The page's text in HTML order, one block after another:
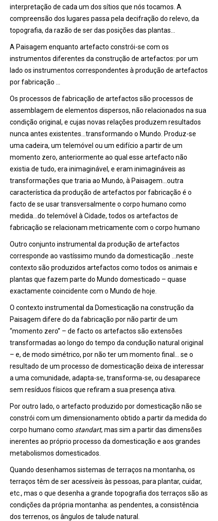
interpretação de cada um dos sítios que nós tocamos. A
compreensão dos lugares passa pela decifração do relevo, da
topografia, da razão de ser das posições das plantas…
A Paisagem enquanto artefacto constrói-se com os
instrumentos diferentes da construção de artefactos: por um
lado os instrumentos correspondentes à produção de artefactos
por fabricação …
Os processos de fabricação de artefactos são processos de
assemblagem de elementos dispersos, não relacionados na sua
condição original, e cujas novas relações produzem resultados
nunca antes existentes…transformando o Mundo. Produz-se
uma cadeira, um telemóvel ou um edifício a partir de um
momento zero, anteriormente ao qual esse artefacto não
existia de tudo, era inimaginável, e eram inimagináveis as
transformações que traria ao Mundo, à Paisagem…outra
característica da produção de artefactos por fabricação é o
facto de se usar transversalmente o corpo humano como
medida…do telemóvel à Cidade, todos os artefactos de
fabricação se relacionam metricamente com o corpo humano
Outro conjunto instrumental da produção de artefactos
corresponde ao vastíssimo mundo da domesticação …neste
contexto são produzidos artefactos como todos os animais e
plantas que fazem parte do Mundo domesticado – quase
exactamente coincidente com o Mundo de hoje.
O contexto instrumental da Domesticação na construção da
Paisagem difere do da fabricação por não partir de um
“momento zero” – de facto os artefactos são extensões
transformadas ao longo do tempo da condução natural original
– e, de modo simétrico, por não ter um momento final… se o
resultado de um processo de domesticação deixa de interessar
a uma comunidade, adapta-se, transforma-se, ou desaparece
sem resíduos físicos que refiram a sua presença ativa.
Por outro lado, o artefacto produzido por domesticação não se
constrói com um dimensionamento obtido a partir da medida do
corpo humano como standart, mas sim a partir das dimensões
inerentes ao próprio processo da domesticação e aos grandes
metabolismos domesticados.
Quando desenhamos sistemas de terraços na montanha, os
terraços têm de ser acessíveis às pessoas, para plantar, cuidar,
etc., mas o que desenha a grande topografia dos terraços são as
condições da própria montanha: as pendentes, a consistência
dos terrenos, os ângulos de talude natural.